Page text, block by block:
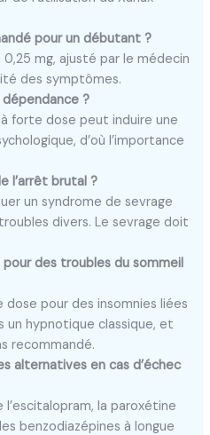
pour un débutant ?
mg, ajusté par le médecin
des symptômes.
?
forte dose peut induire une
d’où l’importance
l’arrêt brutal ?
un syndrome de sevrage
divers. Le sevrage doit
des troubles du sommeil
pour des insomnies liées
un hypnotique classique, et
recommandé.
alternatives en cas d’échec
la paroxétine
benzodiazépines à longue